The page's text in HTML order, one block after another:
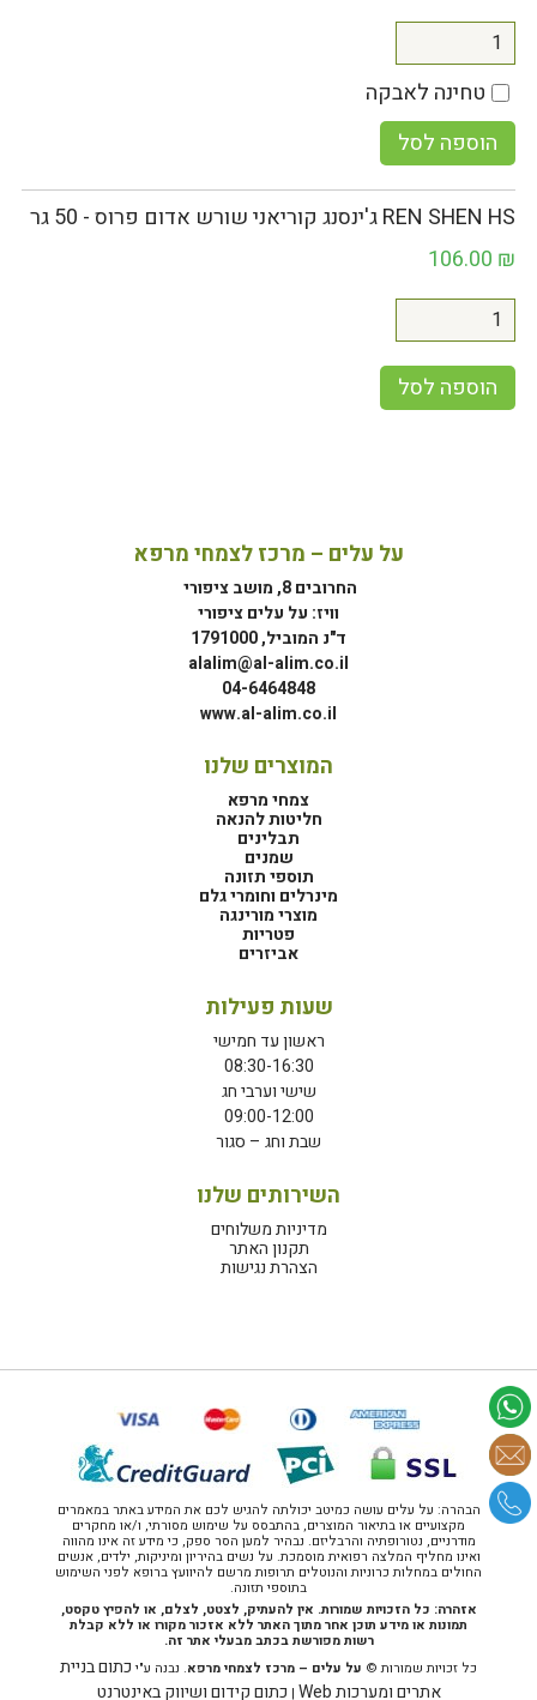
טחינה לאבקה
הוספה לסל
REN SHEN HS ג'ינסנג קוריאני שורש אדום פרוס - 50 גר
106.00 ₪
הוספה לסל
על עלים – מרכז לצמחי מרפא
החרובים 8, מושב ציפורי
וויז: על עלים ציפורי
ד"נ המוביל, 1791000
alalim@al-alim.co.il
04-6464848
www.al-alim.co.il
המוצרים שלנו
צמחי מרפא
חליטות להנאה
תבלינים
שמנים
תוספי תזונה
מינרלים וחומרי גלם
מוצרי מורינגה
פטריות
אביזרים
שעות פעילות
ראשון עד חמישי
08:30-16:30
שישי וערבי חג
09:00-12:00
שבת וחג – סגור
השירותים שלנו
מדיניות משלוחים
תקנון האתר
הצהרת נגישות
הבהרה: על עלים עושה כמיטב יכולתה להגיש לכם את המידע באתר במאמרים
מקצועיים או בתיאור המוצרים, בהתבסס על שימוש מסורתי, ו/או מחקרים
מודרניים, נטורופתיה והרבליזם. נבהיר למען הסר ספק, כי מידע זה אינו מהווה
ואינו מחליף המלצה רפואית מוסמכת. על נשים בהיריון ומיניקות, ילדים, אנשים
החולים במחלות כרוניות והנוטלים תרופות מרשם להיוועץ ברופא לפני השימוש
בתוספי תזונה.
אזהרה: כל הזכויות שמורות. אין להעתיק, לצטט, לצלם, או להפיץ טקסט,
תמונות או מידע תוכן אחר מתוך האתר ללא אזכור מקורו או ללא קבלת
רשות מפורשת בכתב מבעלי אתר זה.
כל זכויות שמורות © על עלים – מרכז לצמחי מרפא. נבנה ע"יכתום בניית
אתרים ומערכות Web
| כתום קידום ושיווק באינטרנט